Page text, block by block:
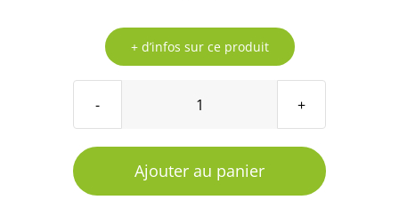
+ d’infos sur ce produit
quantité
Alcoolature
Fragon
Ajouter au panier